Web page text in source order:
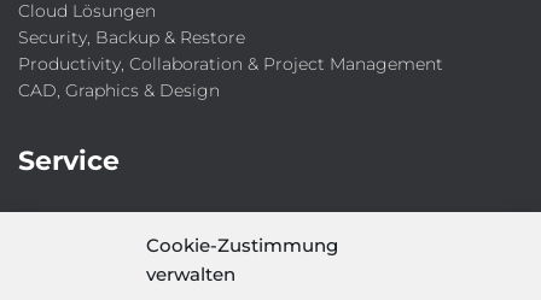
Cookie-Zustimmung
verwalten
Cloud Lösungen
Security, Backup & Restore
Productivity, Collaboration & Project Management
CAD, Graphics & Design
Service
Target Group Fitting